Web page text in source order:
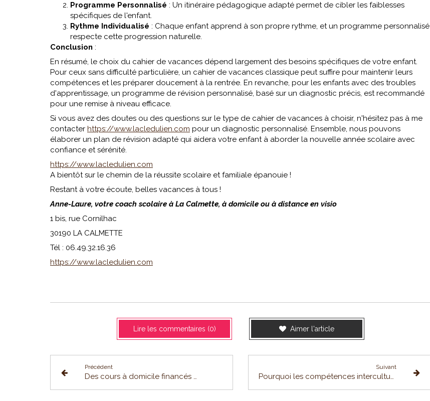
Programme Personnalisé : Un itinéraire pédagogique adapté permet de cibler les faiblesses
spécifiques de l'enfant.
Rythme Individualisé : Chaque enfant apprend à son propre rythme, et un programme personnalisé
respecte cette progression naturelle.
Conclusion :
En résumé, le choix du cahier de vacances dépend largement des besoins spécifiques de votre enfant.
Pour ceux sans difficulté particulière, un cahier de vacances classique peut suffire pour maintenir leurs
compétences et les préparer doucement à la rentrée. En revanche, pour les enfants avec des troubles
d'apprentissage, un programme de révision personnalisé, basé sur un diagnostic précis, est recommandé
pour une remise à niveau efficace.
Si vous avez des doutes ou des questions sur le type de cahier de vacances à choisir, n'hésitez pas à me
contacter https://www.lacledulien.com pour un diagnostic personnalisé. Ensemble, nous pouvons
élaborer un plan de révision adapté qui aidera votre enfant à aborder la nouvelle année scolaire avec
confiance et sérénité.
https://www.lacledulien.com
A bientôt sur le chemin de la réussite scolaire et familiale épanouie !
Restant à votre écoute, belles vacances à tous !
Anne-Laure, votre coach scolaire à La Calmette, à domicile ou à distance en visio
1 bis, rue Cornilhac
30190 LA CALMETTE
Tél : 06.49.32.16.36
https://www.lacledulien.com
Lire les commentaires (0) Aimer l'article
Précédent
Des cours à domicile financés à 50% !
Suivant
Pourquoi les compétences interculturelles et linguistiques sont incontournables pour les professionnels en mobilité internationale ?